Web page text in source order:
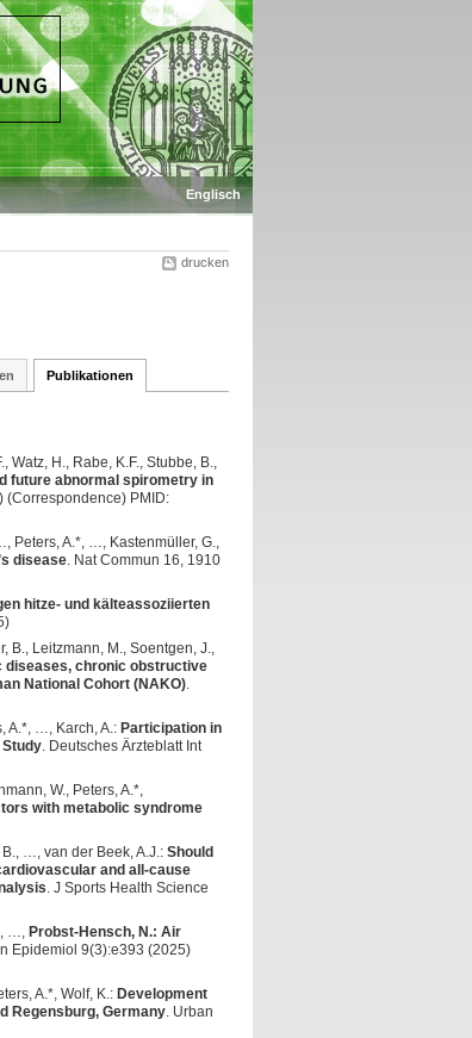
Englisch
drucken
Publikationen
Watz, H., Rabe, K.F., Stubbe, B.,
future abnormal spirometry in
(Correspondence) PMID:
Peters, A.*, …, Kastenmüller, G.,
disease. Nat Commun 16, 1910
hitze- und kälteassoziierten
B., Leitzmann, M., Soentgen, J.,
diseases, chronic obstructive
National Cohort (NAKO).
A.*, …, Karch, A.: Participation in
. Deutsches Ärzteblatt Int
W., Peters, A.*,
with metabolic syndrome
…, van der Beek, A.J.: Should
and all-cause
. J Sports Health Science
…, Probst-Hensch, N.: Air
Epidemiol 9(3):e393 (2025)
A.*, Wolf, K.: Development
Regensburg, Germany. Urban